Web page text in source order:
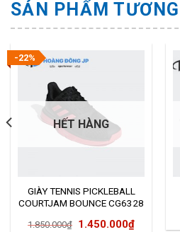
SẢN PHẨM
-22%
HẾT HÀNG
GIÀY TENNIS PICKLEBALL
COURTJAM BOUNCE CG6328
1.850.000₫ Giá
1.450.000₫Giá